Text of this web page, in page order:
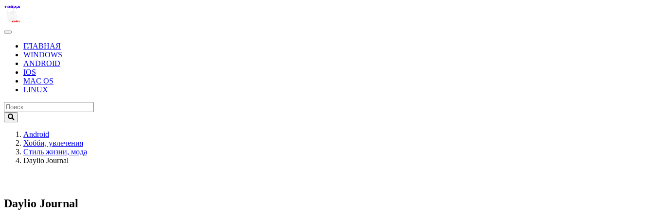
ГЛАВНАЯ
WINDOWS
ANDROID
IOS
MAC OS
LINUX
Android
Хобби, увлечения
Стиль жизни, мода
Daylio Journal
Daylio Journal